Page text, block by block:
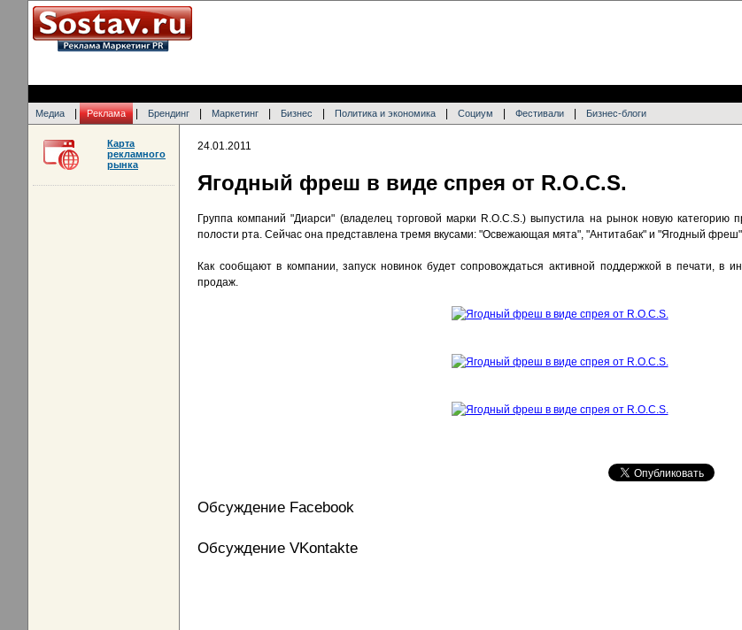
Медиа Реклама Брендинг Маркетинг Бизнес Политика и экономика Социум Фестивали Бизнес-блоги
24.01.2011
Ягодный фреш в виде спрея от R.O.C.S.
Группа компаний "Диарси" (владелец торговой марки R.O.C.S.) выпустила на рынок новую категорию
полости рта. Сейчас она представлена тремя вкусами: "Освежающая мята", "Антитабак" и "Ягодный
Как сообщают в компании, запуск новинок будет сопровождаться активной поддержкой в печати, в
продаж.
Обсуждение Facebook
Обсуждение VKontakte
Карта
рекламного
рынка